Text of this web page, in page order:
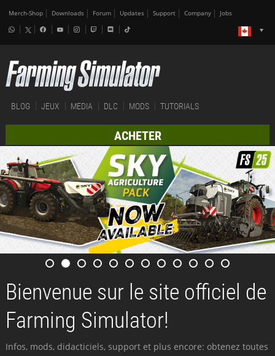
Merch-Shop Downloads Forum Updates Support Company Jobs
BLOG JEUX MEDIA DLC MODS TUTORIALS
ACHETER
Bienvenue sur le site officiel de
Farming Simulator!
Infos, mods, didacticiels, support et plus encore: obtenez toutes